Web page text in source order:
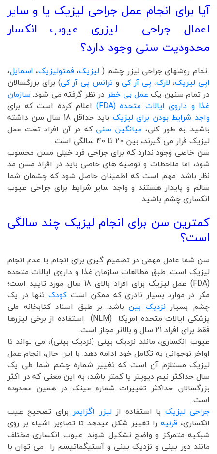
آیا برای انجام عمل جراحی لیزیک یا و سایر
اعمال جراحی لیزری عیوب انکسار
محدودیت سنی وجود دارد؟
تمام روشهای جراحی لیزر چشم ( لیزیک، فمتولیزیک، اسمایل،
اپی لیزیک، لازک، پی آر کی و ترانس پی آر کی) برای بزرگسالان
در تمام سنین یک عمل بی خطر در نظر گرفته می شود. سازمان
غذا و داروی ایالات متحده (FDA)
اعلام کرده است که برای
واجد شرایط بودن برای لیزیک
باید حداقل 18 سال سن داشته
باشید. به طور کلی، میانگین سنی که در آن افراد تحت عمل
لیزیک قرار می گیرند، بین 20 تا 40 سالگی است.
سن خاصی وجود ندارد که برای جراحی فرد خیلی مسن محسوب
شود، اما ملاحظات و توصیه های خاصی باید در افراد مسن مد
نظر باشد. مهم است که اطمینان حاصل شود که چشمان شما
سالم و پایدار هستند و واجد سایر شرایط برای جراحی عیوب
انکساری چشم باشید.
کمترین سن برای انجام لیزیک چند سالگی
است؟
سن شما عامل مهمی در تصمیم گیری برای انجام یا عدم انجام
لیزیک است. طبق مطالعات سازمان غذا و داروی ایالات متحده
(FDA) عمل لیزیک برای افراد بالای 18 سال مورد تایید است؛
مگر در موارد بسیار نادری که ممکن استکودک تنها در یک
چشم بسیار نزدیک بین باشد. بر طبق اسناد کتابخانه ملی
پزشکی ایالات متحده امریکا (NLM) استفاده از برخی لیزرها
فقط برای افراد 21 سال و بالاتر مجاز است.
عیوب انکساری، مانند نزدیک بینی (نزدیک بینی)، می تواند تا
اواخر نوجوانی به تکامل خود ادامه دهد. با این حال، انجام عمل
لیزیک مستلزم آن است که تغییر شماره چشم شما طی یک
سال حداکثر نیم دیوپتر یا کمتر باشد، به این معنی که در اکثر
بزرگسالان حداکثر تغییرات شماره عینک در همین محدوده
است.
جراحی لیزیک با استفاده ازلیزر اگزایمربرای تصحیح عیب
انکساری، قرنیهرا تغییر شکل میدهد تا تصاویر اشیاء بر روی
شبکیه متمرکز و واضح تشکیل شوند. عیوب انکساری مختلف
مانند دور بینی و نزدیک بینی و آستیگماتیسم را می توان با